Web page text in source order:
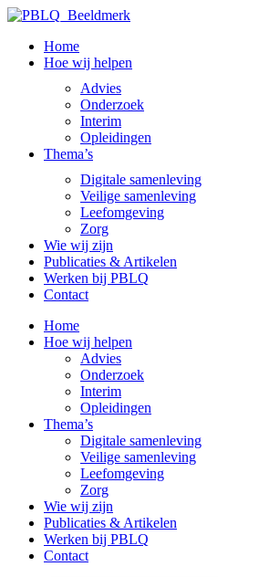
Skip
contentHome
Hoe wij helpen
Advies
Onderzoek
Interim
Opleidingen
Thema’s
Digitale samenleving
Veilige samenleving
Leefomgeving
Zorg
Wie wij zijn
Publicaties & Artikelen
Werken bij PBLQ
Contact
Home
Hoe wij helpen
Advies
Onderzoek
Interim
Opleidingen
Thema’s
Digitale samenleving
Veilige samenleving
Leefomgeving
Zorg
Wie wij zijn
Publicaties & Artikelen
Werken bij PBLQ
Contact